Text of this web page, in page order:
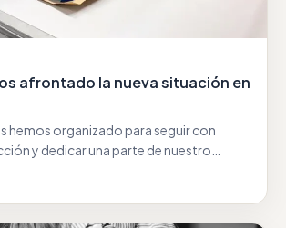
afrontado la nueva situación en
hemos organizado para seguir con
y dedicar una parte de nuestro…